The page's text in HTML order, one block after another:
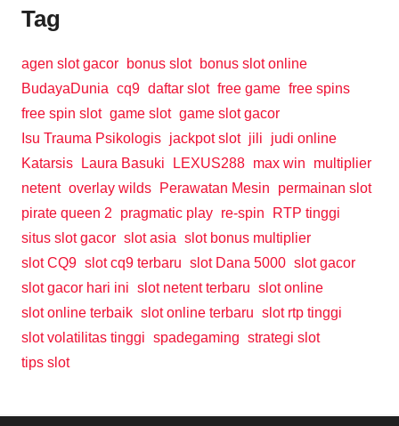
Tag
agen slot gacor bonus slot
bonus slot online
BudayaDunia cq9 daftar slot free game free spins
free spin slot game slot game slot gacor
Isu Trauma Psikologis jackpot slot jili
judi online
Katarsis
Laura Basuki LEXUS288 max win
multiplier
netent overlay wilds Perawatan Mesin
permainan slot
pirate queen 2
pragmatic play re-spin
RTP tinggi
situs slot gacor slot asia slot bonus multiplier
slot CQ9 slot cq9 terbaru slot Dana 5000 slot gacor
slot gacor hari ini slot netent terbaru slot online
slot online terbaik slot online terbaru slot rtp tinggi
slot volatilitas tinggi spadegaming strategi slot
tips slot